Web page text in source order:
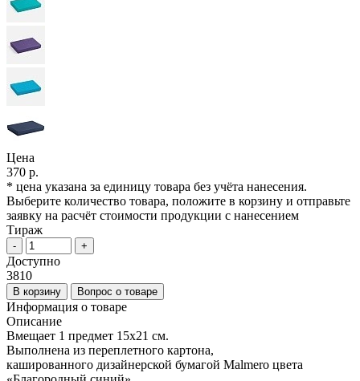
Цена
370 р.
* цена указана за единицу товара без учёта нанесения.
Выберите количество товара, положите в корзину и отправьте
заявку на расчёт стоимости продукции с нанесением
Тираж
- +
Доступно
3810
В корзину Вопрос о товаре
Информация о товаре
Описание
Вмещает 1 предмет 15х21 см.
Выполнена из переплетного картона,
кашированного дизайнерской бумагой Malmero цвета